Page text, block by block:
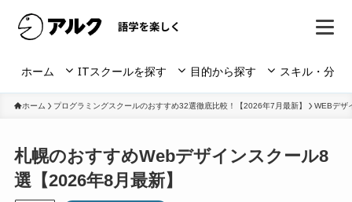
ホーム ITスクールを探す 目的から探す スキル・分野
ホーム プログラミングスクールのおすすめ32選徹底比較！【2026年7月最新】 WEBデザ
札幌のおすすめWebデザインスクール8
選【2026年8月最新】